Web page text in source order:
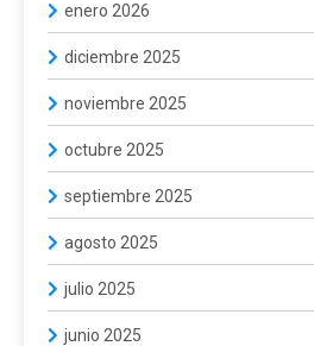
enero 2026
diciembre 2025
noviembre 2025
octubre 2025
septiembre 2025
agosto 2025
julio 2025
junio 2025